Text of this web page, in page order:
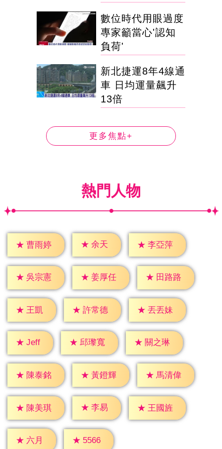
數位時代用眼過度
專家籲當心'認知
負荷'
新北捷運8年4線通
車 日均運量飆升
13倍
更多焦點+
熱門人物
★ 曹雨婷 ★ 余天 ★ 李亞萍
★ 吳宗憲 ★ 姜厚任 ★ 田路路
★ 王凱 ★ 許常德 ★ 丟丟妹
★ Jeff ★ 邱瓈寬 ★ 關之琳
★ 陳泰銘 ★ 黃鐙輝 ★ 馬清偉
★ 陳美琪 ★ 李易 ★ 王國旌
★ 六月 ★ 5566